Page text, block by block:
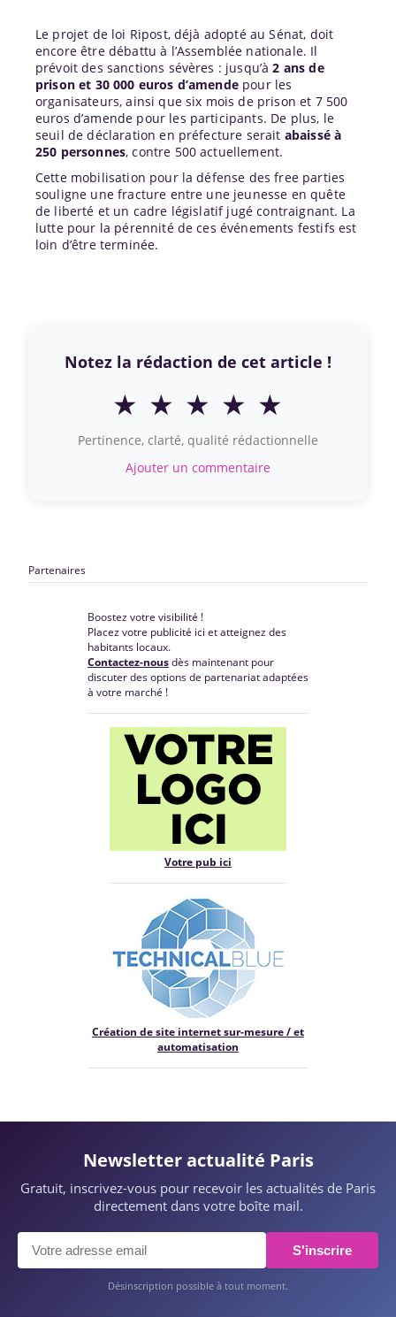
Le projet de loi Ripost, déjà adopté au Sénat, doit
encore être débattu à l’Assemblée nationale. Il
prévoit des sanctions sévères : jusqu’à2 ans de
prison et 30 000 euros d’amendepour les
organisateurs, ainsi que six mois de prison et 7 500
euros d’amende pour les participants. De plus, le
seuil de déclaration en préfecture serait abaissé à
250 personnes, contre 500 actuellement.
Cette mobilisation pour la défense des free parties
souligne une fracture entre une jeunesse en quête
de liberté et un cadre législatif jugé contraignant. La
lutte pour la pérennité de ces événements festifs est
loin d’être terminée.
Notez la rédaction de cet article !
★ ★ ★ ★ ★
Pertinence, clarté, qualité rédactionnelle
Ajouter un commentaire
Partenaires
Boostez votre visibilité !
Placez votre publicité ici et atteignez des
habitants locaux.
Contactez-nousdès maintenant pour
discuter des options de partenariat adaptées
à votre marché !
Votre pub ici
Création de site internet sur-mesure / et
automatisation
Newsletter actualité Paris
Gratuit, inscrivez-vous pour recevoir les actualités de Paris
directement dans votre boîte mail.
S'inscrire
Désinscription possible à tout moment.